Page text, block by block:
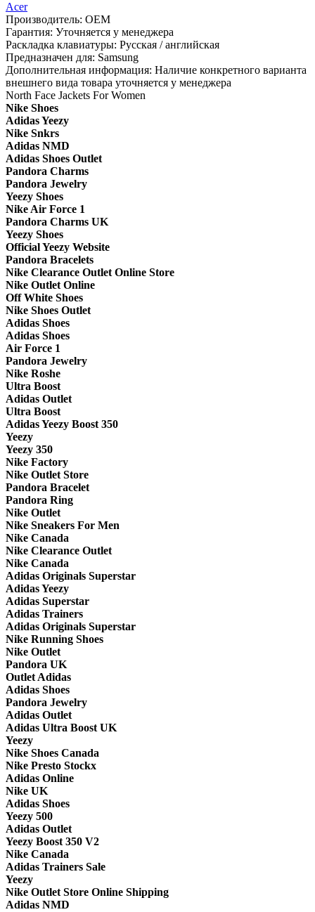
Acer
Производитель: OEM
Гарантия: Уточняется у менеджера
Раскладка клавиатуры: Русская / английская
Предназначен для: Samsung
Дополнительная информация: Наличие конкретного варианта
внешнего вида товара уточняется у менеджера
North Face Jackets For Women
Nike Shoes
Adidas Yeezy
Nike Snkrs
Adidas NMD
Adidas Shoes Outlet
Pandora Charms
Pandora Jewelry
Yeezy Shoes
Nike Air Force 1
Pandora Charms UK
Yeezy Shoes
Official Yeezy Website
Pandora Bracelets
Nike Clearance Outlet Online Store
Nike Outlet Online
Off White Shoes
Nike Shoes Outlet
Adidas Shoes
Adidas Shoes
Air Force 1
Pandora Jewelry
Nike Roshe
Ultra Boost
Adidas Outlet
Ultra Boost
Adidas Yeezy Boost 350
Yeezy
Yeezy 350
Nike Factory
Nike Outlet Store
Pandora Bracelet
Pandora Ring
Nike Outlet
Nike Sneakers For Men
Nike Canada
Nike Clearance Outlet
Nike Canada
Adidas Originals Superstar
Adidas Yeezy
Adidas Superstar
Adidas Trainers
Adidas Originals Superstar
Nike Running Shoes
Nike Outlet
Pandora UK
Outlet Adidas
Adidas Shoes
Pandora Jewelry
Adidas Outlet
Adidas Ultra Boost UK
Yeezy
Nike Shoes Canada
Nike Presto Stockx
Adidas Online
Nike UK
Adidas Shoes
Yeezy 500
Adidas Outlet
Yeezy Boost 350 V2
Nike Canada
Adidas Trainers Sale
Yeezy
Nike Outlet Store Online Shipping
Adidas NMD